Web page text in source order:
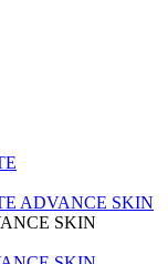
ADVANCE SKIN
SKIN